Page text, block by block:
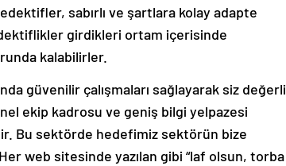
sabırlı ve şartlara kolay adapte
girdikleri ortam içerisinde
kalabilirler.
güvenilir çalışmaları sağlayarak siz değerli
ekip kadrosu ve geniş bilgi yelpazesi
Bu sektörde hedefimiz sektörün bize
web sitesinde yazılan gibi “laf olsun, torba